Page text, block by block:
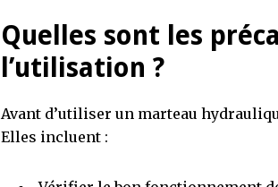
Quelles sont les
l’utilisation ?
Avant d’utiliser un marteau
Elles incluent :